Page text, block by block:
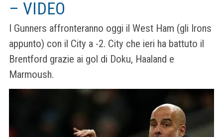
– VIDEO
I Gunners affronteranno oggi il West Ham (gli Irons
appunto) con il City a -2. City che ieri ha battuto il
Brentford grazie ai gol di Doku, Haaland e
Marmoush.